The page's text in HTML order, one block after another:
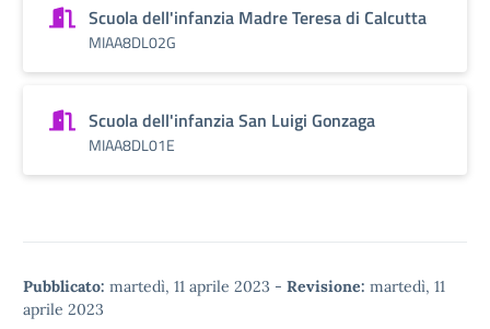
Scuola dell'infanzia Madre Teresa di Calcutta
MIAA8DL02G
Scuola dell'infanzia San Luigi Gonzaga
MIAA8DL01E
Pubblicato: martedì, 11 aprile 2023 - Revisione: martedì, 11
aprile 2023